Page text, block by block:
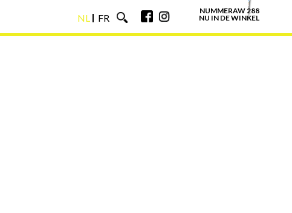
NL
FR
NUMMERAW 288
NU IN DE WINKEL